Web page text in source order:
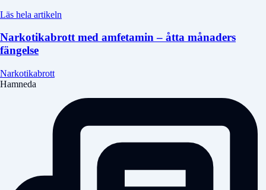
Läs hela artikeln
Narkotikabrott med amfetamin – åtta månaders
fängelse
Narkotikabrott
Hamneda